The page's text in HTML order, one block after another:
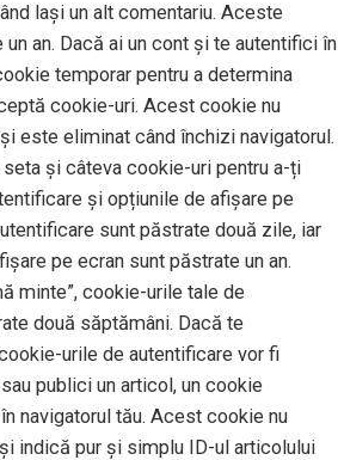
lași un alt comentariu. Aceste
an. Dacă ai un cont și te autentifici în
temporar pentru a determina
cookie-uri. Acest cookie nu
este eliminat când închizi navigatorul.
și câteva cookie-uri pentru a-ți
și opțiunile de afișare pe
sunt păstrate două zile, iar
pe ecran sunt păstrate un an.
minte”, cookie-urile tale de
două săptămâni. Dacă te
urile de autentificare vor fi
publici un articol, un cookie
navigatorul tău. Acest cookie nu
indică pur și simplu ID-ul articolului